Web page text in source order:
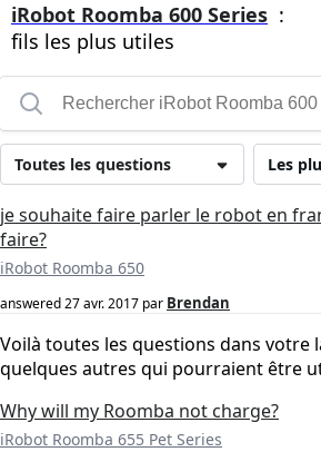
iRobot Roomba 600 Series :
fils les plus utiles
Les
Toutes les questions
je souhaite faire parler le robot en
faire?
iRobot Roomba 650
answered27 avr. 2017 par Brendan
Voilà toutes les questions dans votre
quelques autres qui pourraient être
Why will my Roomba not charge?
iRobot Roomba 655 Pet Series